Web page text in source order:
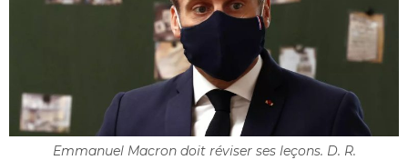
Emmanuel Macron doit réviser ses leçons. D. R.